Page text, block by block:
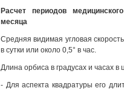
Расчет периодов
месяца
Средняя видимая угловая
в сутки или около 0,5° в час.
Длина орбиса в градусах и часах
- Для аспекта квадратуры его